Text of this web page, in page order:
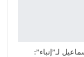
لـ”إنباء”: